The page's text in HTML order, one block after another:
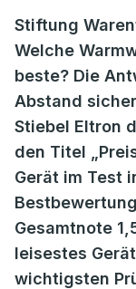
Stiftung
Welche
beste? Die
Abstand
Stiebel Eltron
den Titel
Gerät im Test
Gesamtnote
leisestes
wichtigsten